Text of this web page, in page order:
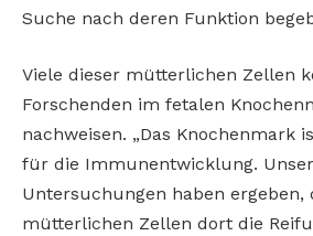
Suche nach deren Funktion
Viele dieser mütterlichen Zellen
Forschenden im fetalen
nachweisen. „Das Knochenmark
für die Immunentwicklung.
Untersuchungen haben ergeben,
mütterlichen Zellen dort die